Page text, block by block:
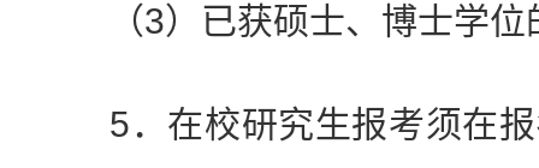
（3）已获硕士、博士学位
5．在校研究生报考须在报